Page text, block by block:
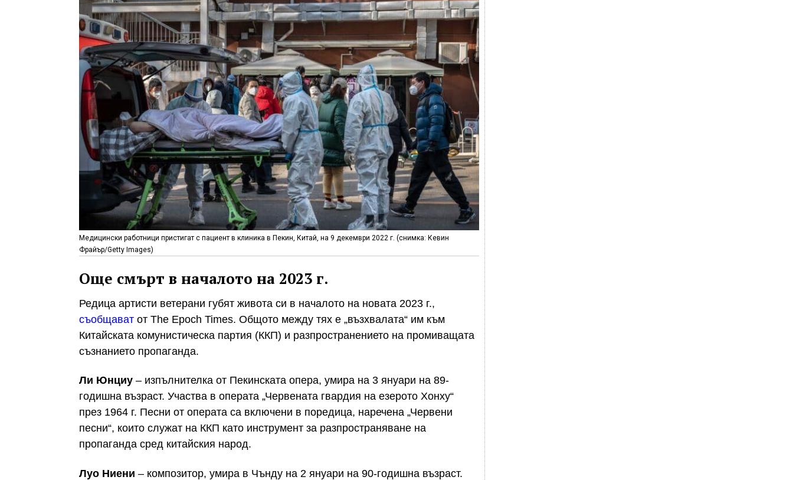
Медицински работници пристигат с пациент в клиника в Пекин, Китай, на 9 декември 2022 г. (снимка: Кевин
Фрайър/Getty Images)
Още смърт в началото на 2023 г.
Редица артисти ветерани губят живота си в началото на новата 2023 г.,
съобщават от The Epoch Times. Общото между тях е „възхвалата“ им към
Китайската комунистическа партия (ККП) и разпространението на промиващата
съзнанието пропаганда.
Ли Юнциу – изпълнителка от Пекинската опера, умира на 3 януари на 89-
годишна възраст. Участва в операта „Червената гвардия на езерото Хонху“
през 1964 г. Песни от операта са включени в поредица, наречена „Червени
песни“, които служат на ККП като инструмент за разпространяване на
пропаганда сред китайския народ.
Луо Ниени – композитор, умира в Чънду на 2 януари на 90-годишна възраст.